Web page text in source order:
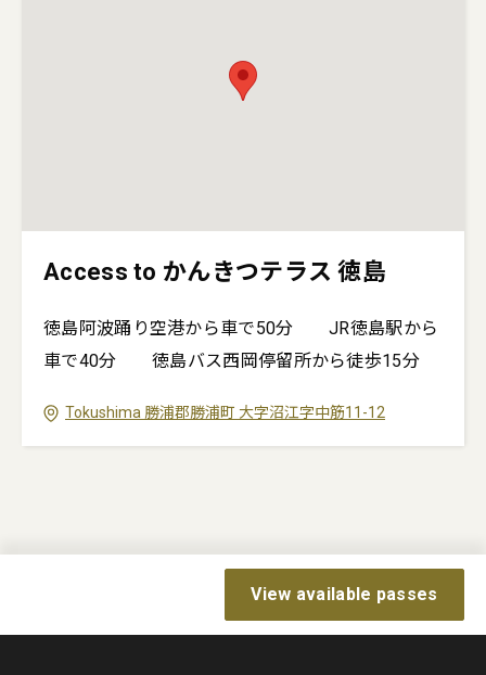
Access to かんきつテラス 徳島
徳島阿波踊り空港から車で50分 JR徳島駅から
車で40分 徳島バス西岡停留所から徒歩15分
Tokushima 勝浦郡勝浦町 大字沼江字中筋11-12
View available passes